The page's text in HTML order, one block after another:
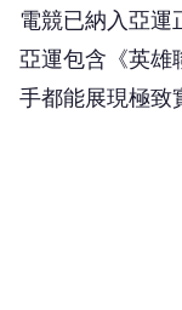
電競已納入亞運
亞運包含《英雄
手都能展現極致